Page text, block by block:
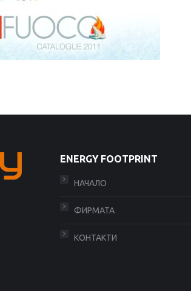
ENERGY FOOTPRINT
НАЧАЛО
ФИРМАТА
КОНТАКТИ